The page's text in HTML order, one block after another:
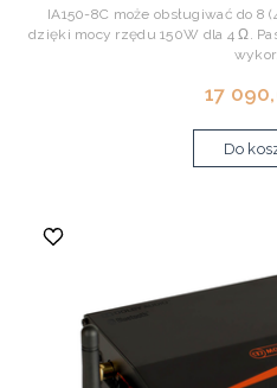
IA150-8C może obsługiwać do 8
dzięki mocy rzędu 150W dla 4 Ω.
17
Do